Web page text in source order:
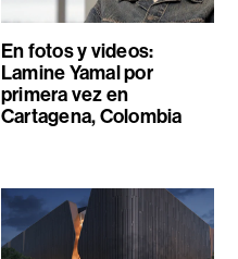
En fotos y videos:
Lamine Yamal por
primera vez en
Cartagena, Colombia